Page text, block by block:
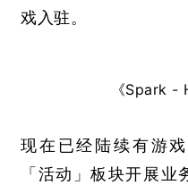
戏入驻。
《Spark -
现在已经陆续有游
「活动」板块开展业